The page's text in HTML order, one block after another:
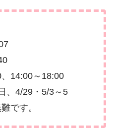
14:00～18:00
、4/29・5/3～5
です。